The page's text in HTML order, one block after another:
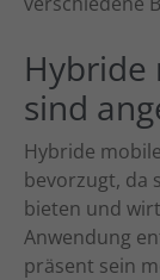
Hybride
sind
Hybride
bevorzugt, da
bieten und
Anwendung
präsent sein
oder sich
Essenziell (1)
Essenzielle
die einwandfreie